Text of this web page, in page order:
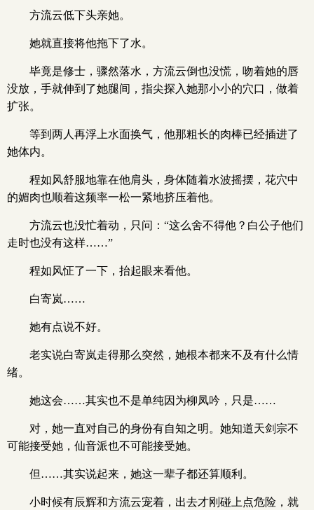
方流云低下头亲她。
她就直接将他拖下了水。
毕竟是修士，骤然落水，方流云倒也没慌，吻着她的唇
没放，手就伸到了她腿间，指尖探入她那小小的穴口，做着
扩张。
等到两人再浮上水面换气，他那粗长的肉棒已经插进了
她体内。
程如风舒服地靠在他肩头，身体随着水波摇摆，花穴中
的媚肉也顺着这频率一松一紧地挤压着他。
方流云也没忙着动，只问：“这么舍不得他？白公子他们
走时也没有这样……”
程如风怔了一下，抬起眼来看他。
白寄岚……
她有点说不好。
老实说白寄岚走得那么突然，她根本都来不及有什么情
绪。
她这会……其实也不是单纯因为柳凤吟，只是……
对，她一直对自己的身份有自知之明。她知道天剑宗不
可能接受她，仙音派也不可能接受她。
但……其实说起来，她这一辈子都还算顺利。
小时候有辰辉和方流云宠着，出去才刚碰上点危险，就